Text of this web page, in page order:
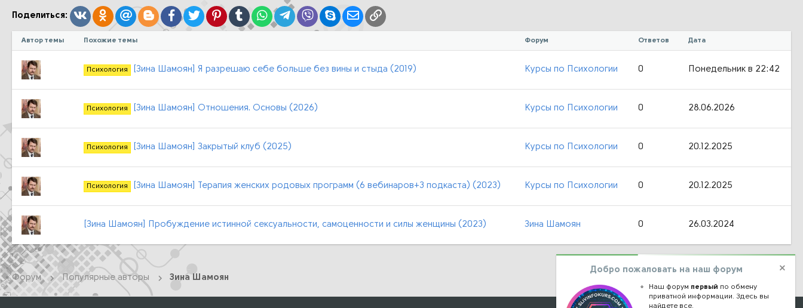
:
Поделиться: ВконтактеОдноклассники
Mail.ruBloggerFacebook
TwitterPinterestTumblrWhatsAppTelegram
Viber SkypeЭлектронная почта
Ссылка
Автор темы Похожие темы Форум Ответов Дата
Психология [Зина Шамоян] Я разрешаю себе больше без вины и стыда (2019) Курсы по Психологии 0 Понедельник в 22:42
Психология [Зина Шамоян] Отношения. Основы (2026) Курсы по Психологии 0 28.06.2026
Психология [Зина Шамоян] Закрытый клуб (2025) Курсы по Психологии 0 20.12.2025
Психология [Зина Шамоян] Терапия женских родовых программ (6 вебинаров+3 подкаста) (2023) Курсы по Психологии 0 20.12.2025
[Зина Шамоян] Пробуждение истинной сексуальности, самоценности и силы женщины (2023) Зина Шамоян 0 26.03.2024
Форум Популярные авторы Зина Шамоян
Добро пожаловать на наш форум
Наш форум первый по обмену
приватной информации. Здесь вы
найдете все.